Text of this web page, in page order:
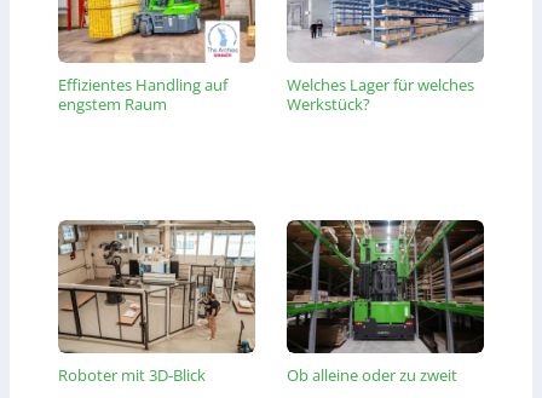
Effizientes Handling auf
engstem Raum
Welches Lager für welches
Werkstück?
Roboter mit 3D-Blick Ob alleine oder zu zweit